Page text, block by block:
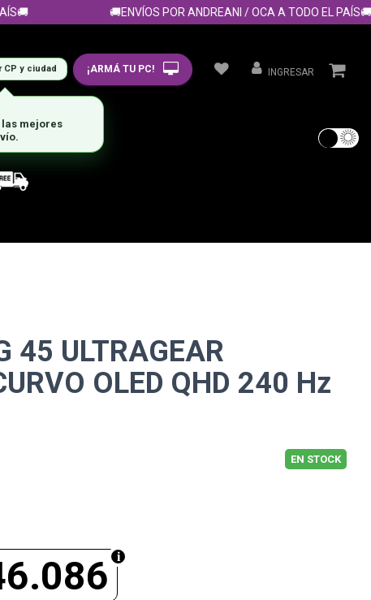
🚚ENVÍOS POR ANDREANI / OCA A TODO EL PAÍS🚚
CP y ciudad ¡ARMÁ TU PC! INGRESAR
45 ULTRAGEAR
OLED QHD 240 Hz
EN STOCK
mejores